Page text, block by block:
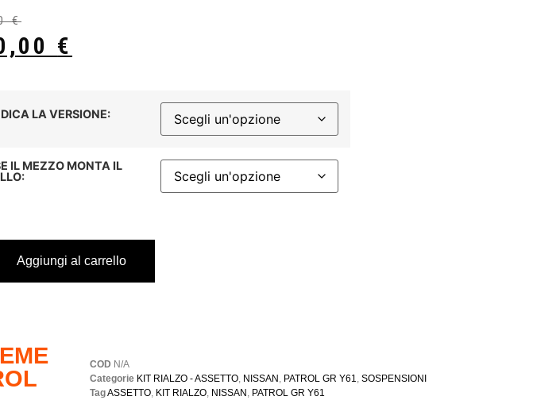
€
€
LA VERSIONE:
IL MEZZO MONTA IL
Aggiungi al carrello
COD N/A
Categorie KIT RIALZO - ASSETTO, NISSAN , PATROL GR Y61,SOSPENSIONI
TagASSETTO, KIT RIALZO, NISSAN , PATROL GR Y61